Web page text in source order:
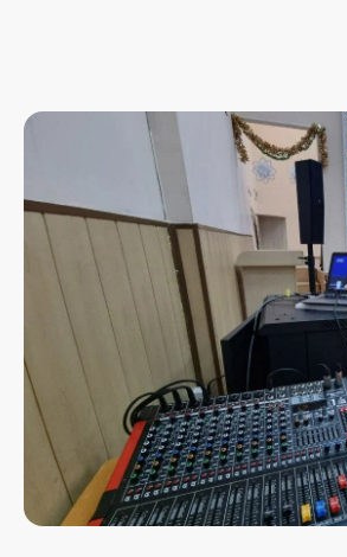
Имеем собственное ПО, находящееся
в Реестре Российского Программного
Обеспечения
Наш эксклюзивный
дистрибьютор
сертифицированный
партнер